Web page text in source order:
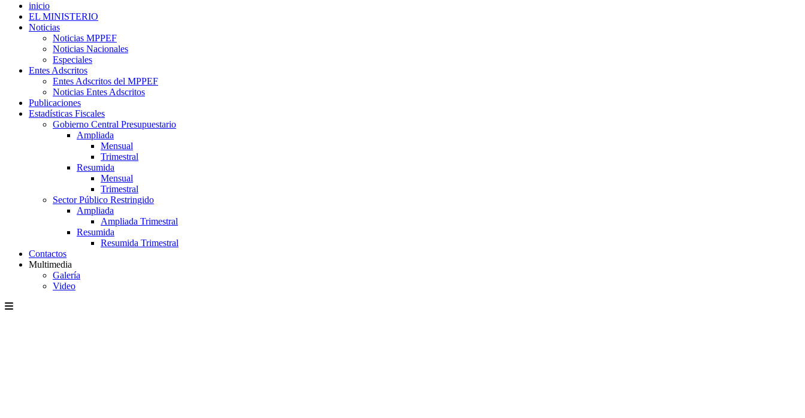
inicio
EL MINISTERIO
Noticias
Noticias MPPEF
Noticias Nacionales
Especiales
Entes Adscritos
Entes Adscritos del MPPEF
Noticias Entes Adscritos
Publicaciones
Estadísticas Fiscales
Gobierno Central Presupuestario
Ampliada
Mensual
Trimestral
Resumida
Mensual
Trimestral
Sector Público Restringido
Ampliada
Ampliada Trimestral
Resumida
Resumida Trimestral
Contactos
Multimedia
Galería
Video